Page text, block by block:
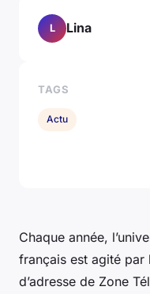
Chaque année,
français est agité par
d’adresse de Zone
L Lina
TAGS
Actu